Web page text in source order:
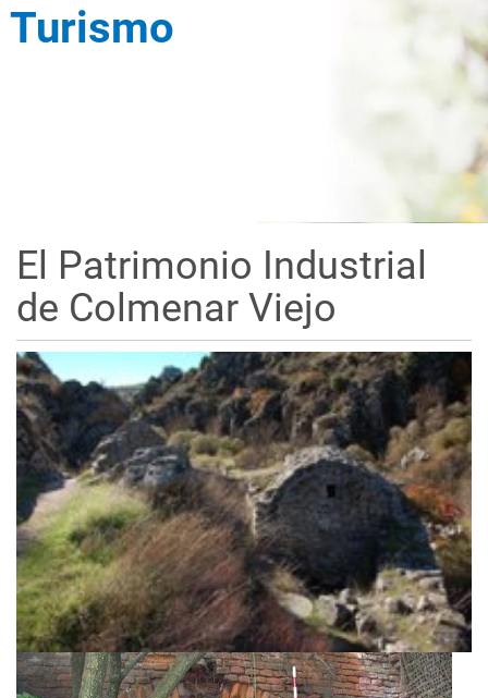
Turismo
El Patrimonio Industrial
de Colmenar Viejo